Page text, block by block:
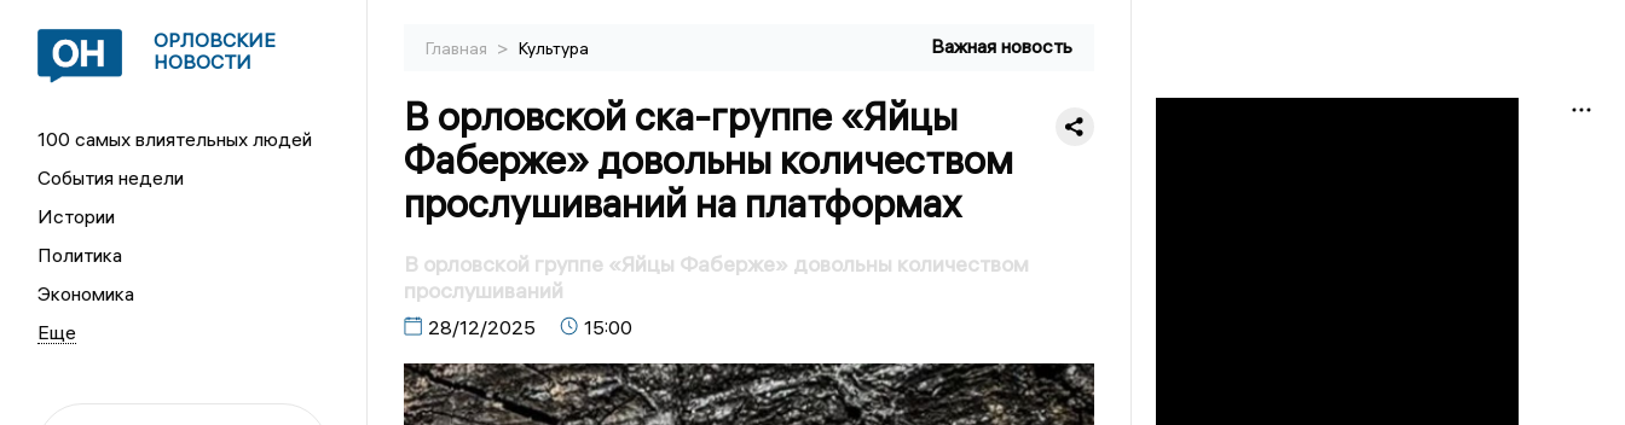
ОРЛОВСКИЕ
НОВОСТИ
100 самых влиятельных людей
События недели
Истории
Политика
Экономика
Главная > Культура Важная новость
В орловской ска-группе «Яйцы
Фаберже» довольны количеством
прослушиваний на платформах
В орловской группе «Яйцы Фаберже» довольны количеством
прослушиваний
28/12/2025 15:00